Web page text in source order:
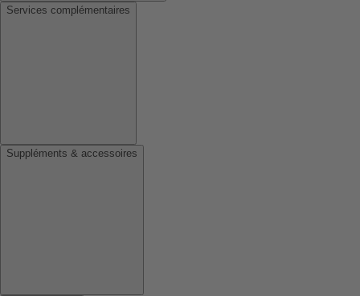
Services complémentaires
Suppléments & accessoires